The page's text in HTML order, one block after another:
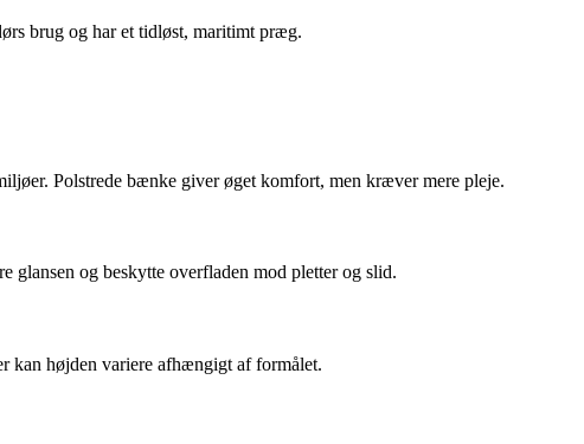
brug og har et tidløst, maritimt præg.
Polstrede bænke giver øget komfort, men kræver mere pleje.
og beskytte overfladen mod pletter og slid.
kan højden variere afhængigt af formålet.